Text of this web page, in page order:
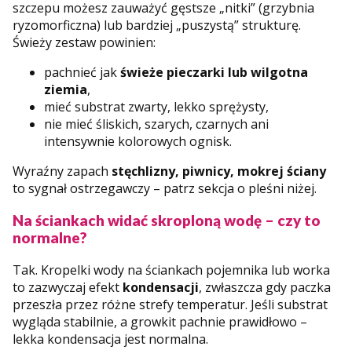
szczepu możesz zauważyć gęstsze „nitki” (grzybnia
ryzomorficzna) lub bardziej „puszystą” strukturę.
Świeży zestaw powinien:
pachnieć jakświeże pieczarki lub wilgotna
ziemia,
mieć substrat zwarty, lekko sprężysty,
nie mieć śliskich, szarych, czarnych ani
intensywnie kolorowych ognisk.
Wyraźny zapach stęchlizny, piwnicy, mokrej ściany
to sygnał ostrzegawczy – patrz sekcja o pleśni niżej.
Na ściankach widać skroploną wodę – czy to
normalne?
Tak. Kropelki wody na ściankach pojemnika lub worka
to zazwyczaj efekt kondensacji, zwłaszcza gdy paczka
przeszła przez różne strefy temperatur. Jeśli substrat
wygląda stabilnie, a growkit pachnie prawidłowo –
lekka kondensacja jest normalna.